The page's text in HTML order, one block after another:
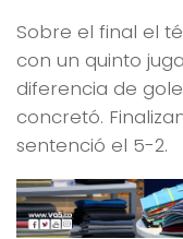
Sobre el final el
con un quinto
diferencia de
concretó.
sentenció el 5-2.